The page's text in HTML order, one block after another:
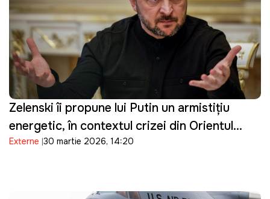
Zelenski îi propune lui Putin un armistițiu
energetic, în contextul crizei din Orientul
Mijlociu: "Suntem pregătiți"
Externe 30 martie 2026, 14:20